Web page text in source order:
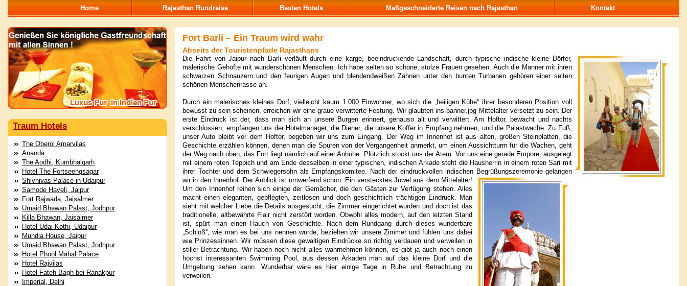
Home Rajasthan Rundreise Besten Hotels Maßgeschneiderte Reisen nach Rajasthan Kontakt
Traum Hotels
The Oberoi Amarvilas
Ananda
The Aodhi, Kumbhalgarh
Hotel The Fortseengsagar
Shivnivas Palace in Udaipur
Samode Haveli, Jaipur
Fort Rajwada, Jaisalmer
Umaid Bhawan Palast, Jodhpur
Killa Bhawan, Jaisalmer
Hotel Udai Kothi, Udaipur
Mundia House, Jaipur
Umaid Bhawan Palast, Jodhpur
Hotel Phool Mahal Palace
Hotel Rajvilas
Hotel Fateh Bagh bei Ranakpur
Imperial, Delhi
Fort Barli – Ein Traum wird wahr
Abseits der Touristenpfade Rajasthans
Die Fahrt von Jaipur nach Barli verläuft durch eine karge, beeindruckende Landschaft, durch typische indische kleine Dörfer,
malerische Gehöfte mit wunderschönen Menschen. Ich habe selten so schöne, stolze Frauen gesehen. Auch die Männer mit ihren
schwarzen Schnauzern und den feurigen Augen und blendendweißen Zähnen unter den bunten Turbanen gehören einer selten
schönen Menschenrasse an.
Durch ein malerisches kleines Dorf, vielleicht kaum 1.000 Einwohner, wo sich die „heiligen Kühe“ ihrer besonderen Position voll
bewusst zu sein scheinen, erreichen wir eine graue verwitterte Festung. Wir glaubten ins-banner.jpg Mittelalter versetzt zu sein. Der
erste Eindruck ist der, dass man sich an unsere Burgen erinnert, genauso alt und verwittert. Am Hoftor, bewacht und nachts
verschlossen, empfangen uns der Hotelmanager, die Diener, die unsere Koffer in Empfang nehmen, und die Palastwache. Zu Fuß,
unser Auto bleibt vor dem Hoftor, begeben wir uns zum Eingang. Der Weg im Innenhof ist aus alten, großen Steinplatten, die
Geschichte erzählen können, denen man die Spuren von der Vergangenheit anmerkt, um einen Aussichtturm für die Wachen, geht
der Weg nach oben; das Fort liegt nämlich auf einer Anhöhe. Plötzlich stockt uns der Atem. Vor uns eine gerade Empore, ausgelegt
mit einem roten Teppich und am Ende desselben in einer typischen, indischen Arkade steht die Hausherrin in einem roten Sari mit
ihrer Tochter und dem Schwiegersohn als Empfangskomitee. Nach der eindruckvollen indischen Begrüßungszeremonie gelangen
wir in den Innenhof. Der Anblick ist umwerfend schön. Ein verstecktes Juwel aus dem Mittelalter!
Um den Innenhof reihen sich einige der Gemächer, die den Gästen zur Verfügung stehen. Alles
macht einen eleganten, gepflegten, zeitlosen und doch geschichtlich trächtigen Eindruck. Man
sieht mit welcher Liebe die Details ausgesucht, die Zimmer eingerichtet wurden und doch ist das
traditionelle, altbewährte Flair nicht zerstört worden. Obwohl alles modern, auf den letzten Stand
ist, spürt man einen Hauch von Geschichte. Nach dem Rundgang durch dieses wunderbare
„Schloß“, wie man es bei uns nennen würde, beziehen wir unsere Zimmer und fühlen uns dabei
wie Prinzessinnen. Wir müssen diese gewaltigen Eindrücke so richtig verdauen und verweilen in
stiller Betrachtung. Wir haben noch nicht alles wahrnehmen können, es gibt ja auch noch einen
höchst interessanten Swimming Pool, aus dessen Arkaden man auf das kleine Dorf und die
Umgebung sehen kann. Wunderbar wäre es hier einige Tage in Ruhe und Betrachtung zu
verweilen.